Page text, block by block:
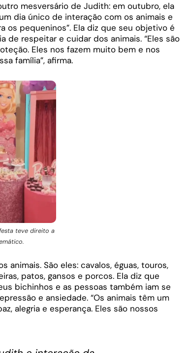
mesversário de Judith: em outubro, ela
dia único de interação com os animais e
os pequeninos”. Ela diz que seu objetivo é
de respeitar e cuidar dos animais. “Eles são
Eles nos fazem muito bem e nos
família”, afirma.
teve direito a
animais. São eles: cavalos, éguas, touros,
patos, gansos e porcos. Ela diz que
bichinhos e as pessoas também iam se
e ansiedade. “Os animais têm um
alegria e esperança. Eles são nossos